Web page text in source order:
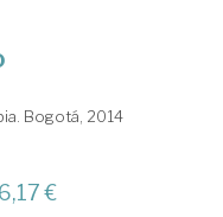
Bogotá, 2014
€